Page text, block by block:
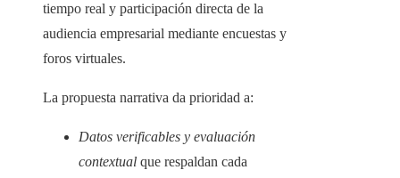
tiempo real y participación directa de la
audiencia empresarial mediante encuestas y
foros virtuales.
La propuesta narrativa da prioridad a:
Datos verificables y evaluación
contextual que respaldan cada